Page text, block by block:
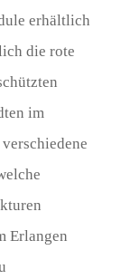
erhältlich
die rote
im
Erlangen